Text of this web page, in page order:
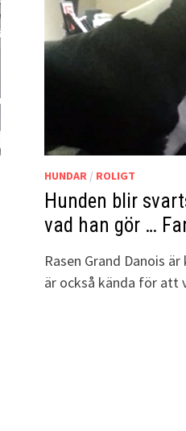
HUNDAR / ROLIGT
Hunden blir
vad han gör …
Rasen Grand Danois
är också kända för att